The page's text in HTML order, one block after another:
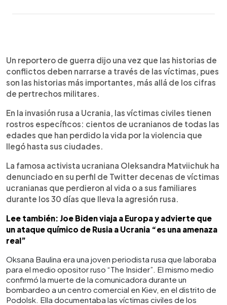
Escuchar artículo
Un reportero de guerra dijo una vez que las historias de
conflictos deben narrarse a través de las víctimas, pues
son las historias más importantes, más allá de los cifras
de pertrechos militares.
En la invasión rusa a Ucrania, las víctimas civiles tienen
rostros específicos: cientos de ucranianos de todas las
edades que han perdido la vida por la violencia que
llegó hasta sus ciudades.
La famosa activista ucraniana Oleksandra Matviichuk ha
denunciado en su perfil de Twitter decenas de víctimas
ucranianas que perdieron al vida o a sus familiares
durante los 30 días que lleva la agresión rusa.
Lee también: Joe Biden viaja a Europa y advierte que
un ataque químico de Rusia a Ucrania “es una amenaza
real”
Oksana Baulina era una joven periodista rusa que laboraba
para el medio opositor ruso “The Insider”. El mismo medio
confirmó la muerte de la comunicadora durante un
bombardeo a un centro comercial en Kiev, en el distrito de
Podolsk. Ella documentaba las víctimas civiles de los